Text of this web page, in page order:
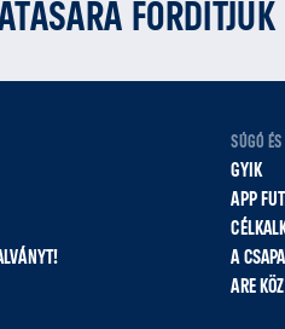
FORDÍTJUK
SÚGÓ
GYIK
APP
A
ARE